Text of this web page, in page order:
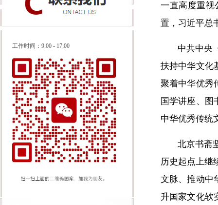
工作时间： 9:00 - 17:00
一直高度重视
置，习近平总
中共中央
扶持中华文化
聚着中华优秀
国学讲座、图
中华优秀传统
北京书斋
历史起点上继
文脉、推动中
升国家文化软